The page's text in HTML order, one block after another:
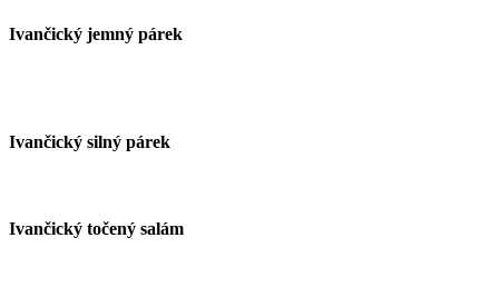
Ivančický jemný párek
Ivančický silný párek
Ivančický točený salám